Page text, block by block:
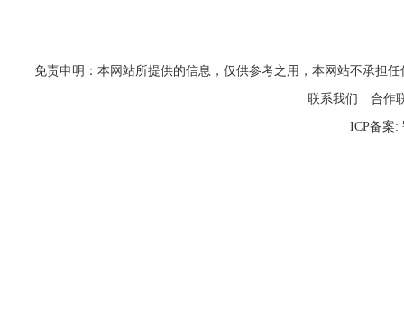
免责申明：本网站所提供的信息，仅供参考之用，本网站不承担
联系我们 合作
ICP备案: